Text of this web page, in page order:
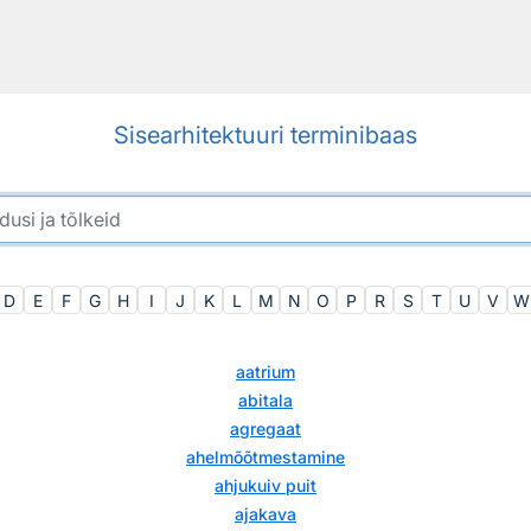
Sisearhitektuuri terminibaas
D E F G H I J K L M N O P R S T U V W
aatrium
abitala
agregaat
ahelmõõtmestamine
ahjukuiv puit
ajakava